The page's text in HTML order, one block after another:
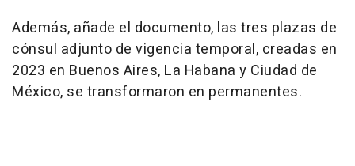
Además, añade el documento, las tres plazas de
cónsul adjunto de vigencia temporal, creadas en
2023 en Buenos Aires, La Habana y Ciudad de
México, se transformaron en permanentes.